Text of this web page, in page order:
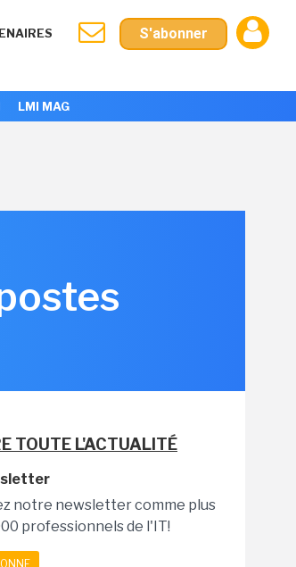
S'abonner
LMI MAG
TOUTE L'ACTUALITÉ
notre newsletter comme plus
professionnels de l'IT!